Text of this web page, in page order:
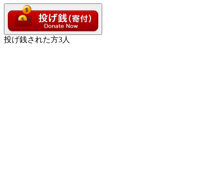
投げ銭された方3人